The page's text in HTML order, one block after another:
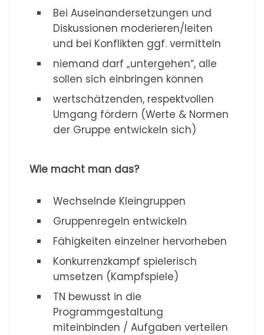
Bei Auseinandersetzungen und
Diskussionen moderieren/leiten
und bei Konflikten ggf. vermitteln
niemand darf „untergehen“, alle
sollen sich einbringen können
wertschätzenden, respektvollen
Umgang fördern (Werte & Normen
der Gruppe entwickeln sich)
Wie macht man das?
Wechselnde Kleingruppen
Gruppenregeln entwickeln
Fähigkeiten einzelner hervorheben
Konkurrenzkampf spielerisch
umsetzen (Kampfspiele)
TN bewusst in die
Programmgestaltung
miteinbinden / Aufgaben verteilen